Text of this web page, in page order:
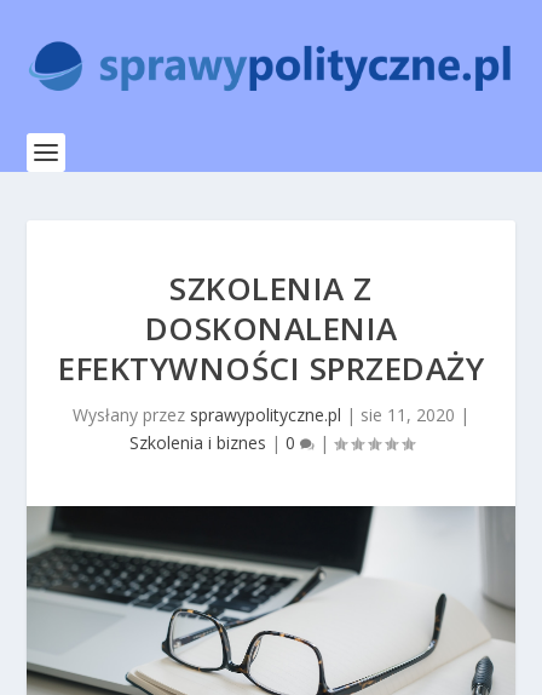
SZKOLENIA Z
DOSKONALENIA
EFEKTYWNOŚCI SPRZEDAŻY
Wysłany przez sprawypolityczne.pl | sie 11, 2020 |
Szkolenia i biznes | 0 |